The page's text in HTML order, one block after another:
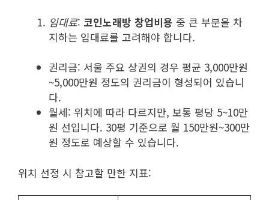
임대료: 코인노래방 창업비용 중 큰 부분을 차
지하는 임대료를 고려해야 합니다.
권리금: 서울 주요 상권의 경우 평균 3,000만원
~5,000만원 정도의 권리금이 형성되어 있습니
다.
월세: 위치에 따라 다르지만, 보통 평당 5~10만
원 선입니다. 30평 기준으로 월 150만원~300만
원 정도로 예상할 수 있습니다.
위치 선정 시 참고할 만한 지표: